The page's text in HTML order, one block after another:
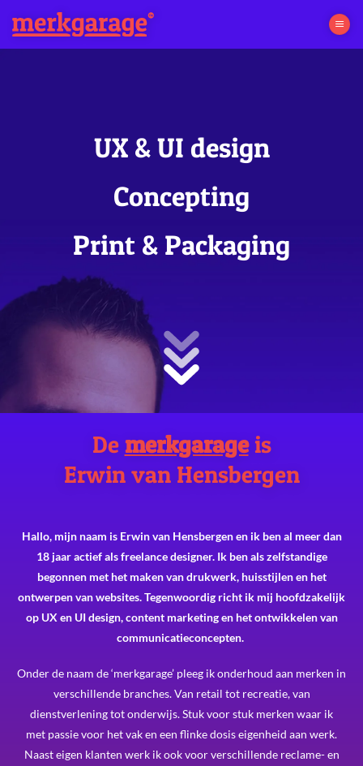
naar
inhoud
UX & UI design
Concepting
Print & Packaging
De merkgarageis
Erwin van Hensbergen
Hallo, mijn naam is Erwin van Hensbergen en ik ben al meer dan
18 jaar actief als freelance designer. Ik ben als zelfstandige
begonnen met het maken van drukwerk, huisstijlen en het
ontwerpen van websites. Tegenwoordig richt ik mij hoofdzakelijk
op UX en UI design, content marketing en het ontwikkelen van
communicatieconcepten.
Onder de naam de ‘merkgarage’ pleeg ik onderhoud aan merken in
verschillende branches. Van retail tot recreatie, van
dienstverlening tot onderwijs. Stuk voor stuk merken waar ik
met passie voor het vak en een flinke dosis eigenheid aan werk.
Naast eigen klanten werk ik ook voor verschillende reclame- en